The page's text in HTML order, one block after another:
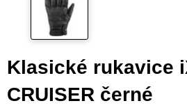
Klasické rukavice
CRUISER černé